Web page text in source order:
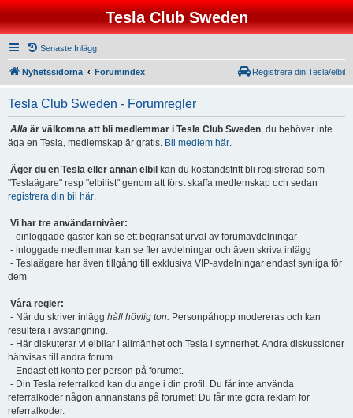
Tesla Club Sweden
Senaste Inlägg
Nyhetssidorna Forumindex Registrera din Tesla/elbil
Tesla Club Sweden - Forumregler
Alla är välkomna att bli medlemmar i Tesla Club Sweden, du behöver inte
äga en Tesla, medlemskap är gratis. Bli medlem här.
Äger du en Tesla eller annan elbil kan du kostandsfritt bli registrerad som
"Teslaägare" resp "elbilist" genom att först skaffa medlemskap och sedan
registrera din bil här.
Vi har tre användarnivåer:
- oinloggade gäster kan se ett begränsat urval av forumavdelningar
- inloggade medlemmar kan se fler avdelningar och även skriva inlägg
- Teslaägare har även tillgång till exklusiva VIP-avdelningar endast synliga för
dem
Våra regler:
- När du skriver inlägg håll hövlig ton. Personpåhopp modereras och kan
resultera i avstängning.
- Här diskuterar vi elbilar i allmänhet och Tesla i synnerhet. Andra diskussioner
hänvisas till andra forum.
- Endast ett konto per person på forumet.
- Din Tesla referralkod kan du ange i din profil. Du får inte använda
referralkoder någon annanstans på forumet! Du får inte göra reklam för
referralkoder.